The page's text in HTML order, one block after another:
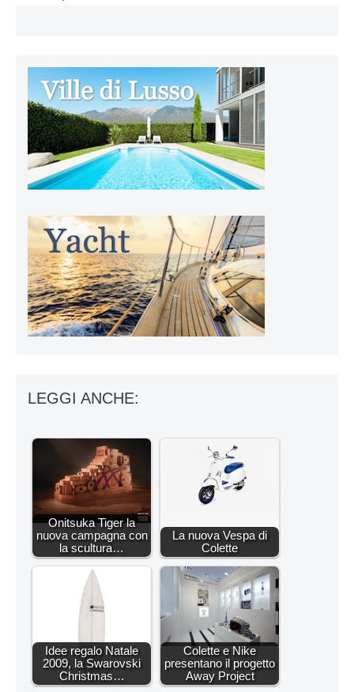
LEGGI ANCHE:
Onitsuka Tiger la
nuova campagna con
la scultura…
La nuova Vespa di
Colette
Idee regalo Natale
2009, la Swarovski
Christmas…
Colette e Nike
presentano il progetto
Away Project